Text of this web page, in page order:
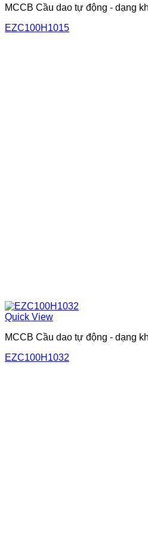
MCCB Cầu dao tự động - dạng
EZC100H1015
Quick View
MCCB Cầu dao tự động - dạng
EZC100H1032